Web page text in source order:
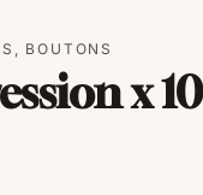
BOUTONS
x